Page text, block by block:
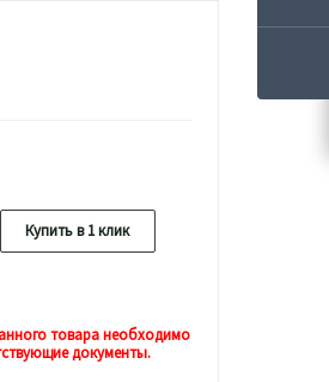
Купить в 1 клик
товара необходимо
документы.